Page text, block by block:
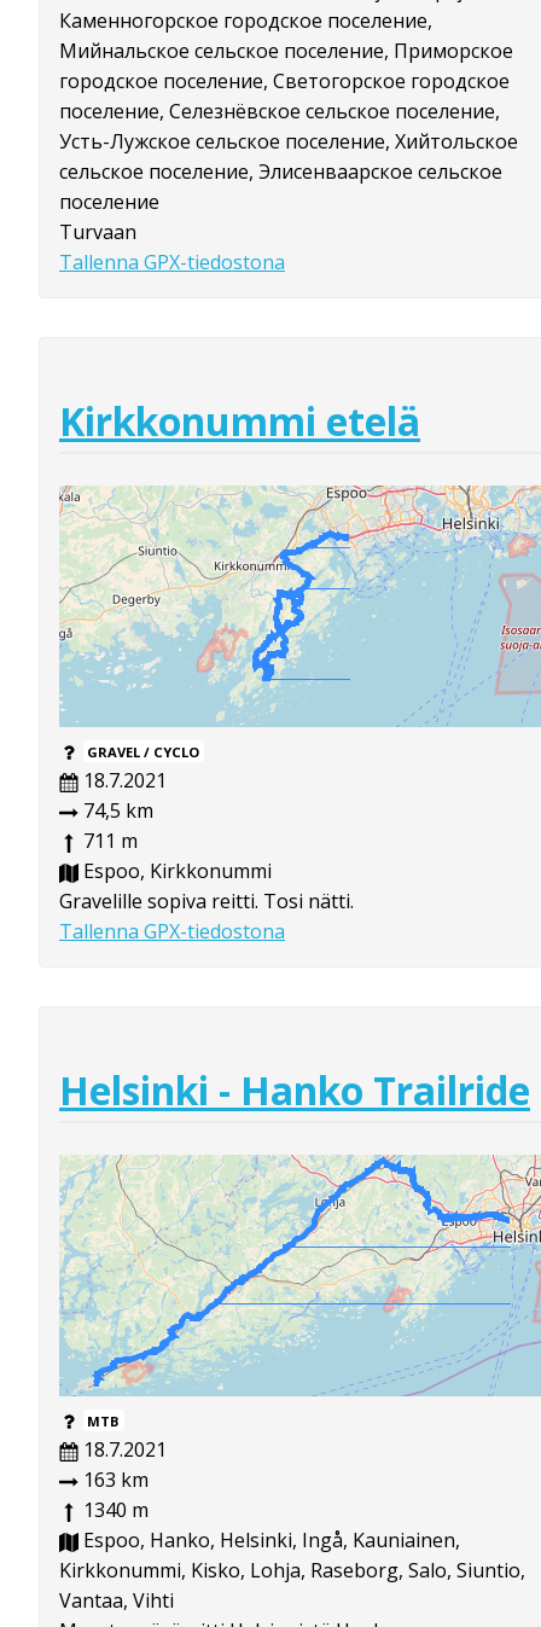
Каменногорское городское поселение,
Мийнальское сельское поселение, Приморское
городское поселение, Светогорское городское
поселение, Селезнёвское сельское поселение,
Усть-Лужское сельское поселение, Хийтольское
сельское поселение, Элисенваарское сельское
поселение
Turvaan
Tallenna GPX-tiedostona
Kirkkonummi etelä
GRAVEL / CYCLO
18.7.2021
74,5 km
711 m
Espoo, Kirkkonummi
Gravelille sopiva reitti. Tosi nätti.
Tallenna GPX-tiedostona
Helsinki - Hanko Trailride
MTB
18.7.2021
163 km
1340 m
Espoo, Hanko, Helsinki, Ingå, Kauniainen,
Kirkkonummi, Kisko, Lohja, Raseborg, Salo, Siuntio,
Vantaa, Vihti